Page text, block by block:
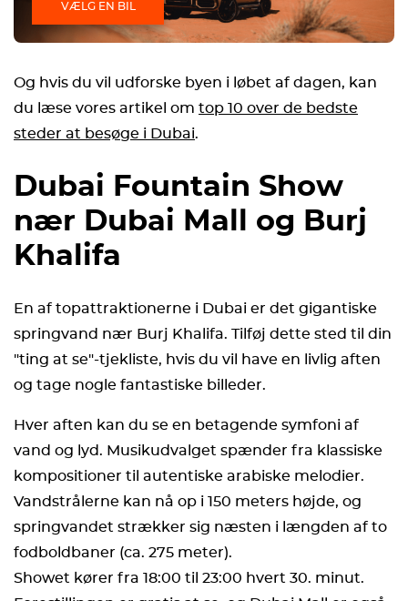
VÆLG EN BIL
Og hvis du vil udforske byen i løbet af dagen, kan
du læse vores artikel om top 10 over de bedste
steder at besøge i Dubai.
Dubai Fountain Show
nær Dubai Mall og Burj
Khalifa
En af topattraktionerne i Dubai er det gigantiske
springvand nær Burj Khalifa. Tilføj dette sted til din
"ting at se"-tjekliste, hvis du vil have en livlig aften
og tage nogle fantastiske billeder.
Hver aften kan du se en betagende symfoni af
vand og lyd. Musikudvalget spænder fra klassiske
kompositioner til autentiske arabiske melodier.
Vandstrålerne kan nå op i 150 meters højde, og
springvandet strækker sig næsten i længden af to
fodboldbaner (ca. 275 meter).
Showet kører fra 18:00 til 23:00 hvert 30. minut.